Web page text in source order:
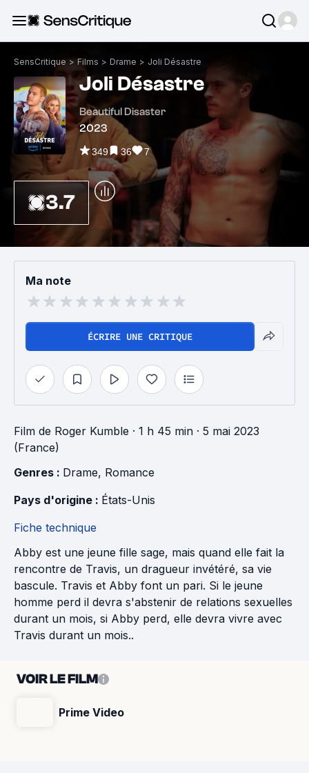
SensCritique > Films > Drame > Joli Désastre
Joli Désastre
Beautiful Disaster
2023
349 36 7
3.7
Ma note
ÉCRIRE UNE CRITIQUE
Film de Roger Kumble · 1 h 45 min · 5 mai 2023
(France)
Genres : Drame, Romance
Pays d'origine : États-Unis
Fiche technique
Abby est une jeune fille sage, mais quand elle fait la
rencontre de Travis, un dragueur invétéré, sa vie
bascule. Travis et Abby font un pari. Si le jeune
homme perd il devra s'abstenir de relations sexuelles
durant un mois, si Abby perd, elle devra vivre avec
Travis durant un mois..
VOIR LE FILM
Prime Video